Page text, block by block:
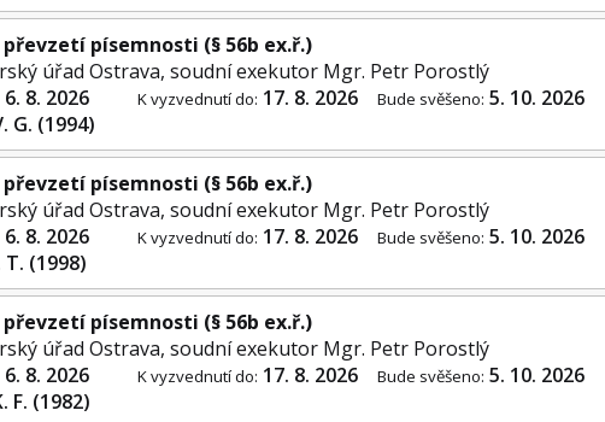
převzetí písemnosti (§ 56b ex.ř.)
úřad Ostrava, soudní exekutor Mgr. Petr Porostlý
6. 8. 2026
G. (1994)
K vyzvednutí do: 17. 8. 2026 Bude svěšeno: 5. 10. 2026
převzetí písemnosti (§ 56b ex.ř.)
úřad Ostrava, soudní exekutor Mgr. Petr Porostlý
6. 8. 2026
T. (1998)
K vyzvednutí do: 17. 8. 2026 Bude svěšeno: 5. 10. 2026
převzetí písemnosti (§ 56b ex.ř.)
úřad Ostrava, soudní exekutor Mgr. Petr Porostlý
6. 8. 2026
F. (1982)
K vyzvednutí do: 17. 8. 2026 Bude svěšeno: 5. 10. 2026